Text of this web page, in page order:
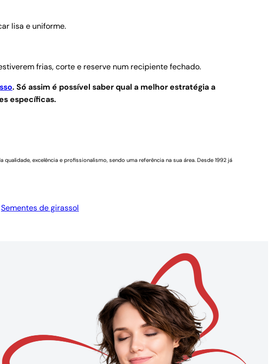
lisa e uniforme.
frias, corte e reserve num recipiente fechado.
.Só assim é possível saber qual a melhor estratégia a
específicas.
excelência e profissionalismo, sendo uma referência na sua área. Desde 1992 já
Sementes de girassol